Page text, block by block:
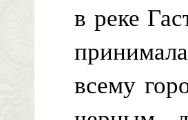
в реке
всему